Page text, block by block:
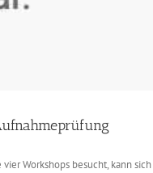
Workshops besucht, kann